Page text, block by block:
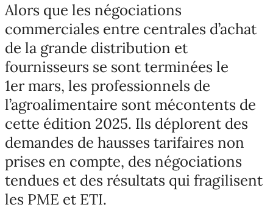
Alors que les négociations
commerciales entre centrales d’achat
de la grande distribution et
fournisseurs se sont terminées le
1er mars, les professionnels de
l’agroalimentaire sont mécontents de
cette édition 2025. Ils déplorent des
demandes de hausses tarifaires non
prises en compte, des négociations
tendues et des résultats qui fragilisent
les PME et ETI.